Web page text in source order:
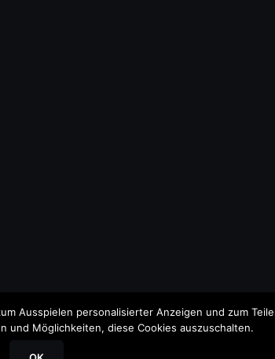
Ausspielen personalisierter Anzeigen und zum
und Möglichkeiten, diese Cookies auszuschalten.